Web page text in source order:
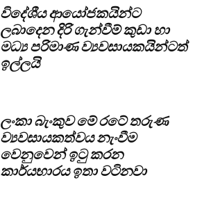
විදේශීය ආයෝජකයින්ට
ලබාදෙන දිරි ගැන්වීම් කුඩා හා
මධ්‍ය පරිමාණ ව්‍යවසායකයින්ටත්
ඉල්ලයි
ලංකා බැංකුව මේ රටේ තරුණ
ව්‍යවසායකත්වය නැංවීම
වෙනුවෙන් ඉටු කරන
කාර්යභාරය ඉතා වටිනවා